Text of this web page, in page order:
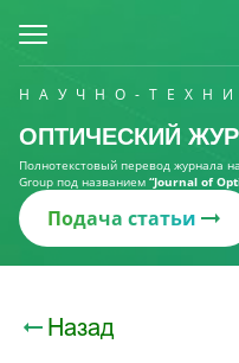
НАУЧНО-
ОПТИЧЕСКИЙ
Полнотекстовый перевод журнала
Group под названием “Journal of
Подача статьи
Назад